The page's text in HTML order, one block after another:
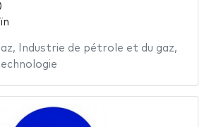
, Industrie de pétrole et du gaz,